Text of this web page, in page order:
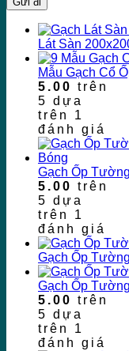
Lát Sàn
Mẫu Gạch Cổ
5.00 trên
5 dựa
trên 1
đánh giá
Gạch Ốp
5.00 trên
5 dựa
trên 1
đánh giá
Gạch Ốp
Gạch Ốp
5.00 trên
5 dựa
trên 1
đánh giá